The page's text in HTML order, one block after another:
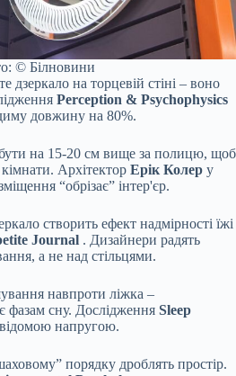
© Білновини
дзеркало на торцевій стіні – воно
Perception & Psychophysics
довжину на 80%.
на 15-20 см вище за полицю, щоб
Архітектор Ерік Колер у
“обрізає” інтер'єр.
створить ефект надмірності їжі
Journal . Дизайнери радять
а не над стільцями.
навпроти ліжка –
фазам сну. Дослідження Sleep
напругою.
порядку дроблять простір.